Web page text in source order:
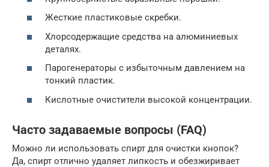
Жесткие пластиковые скребки.
Хлорсодержащие средства на алюминиевых
деталях.
Парогенераторы с избыточным давлением на
тонкий пластик.
Кислотные очистители высокой концентрации.
Часто задаваемые вопросы (FAQ)
Можно ли использовать спирт для очистки кнопок?
Да, спирт отлично удаляет липкость и обезжиривает